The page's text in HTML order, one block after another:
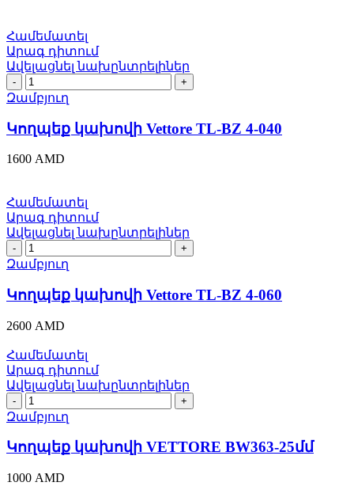
Համեմատել
Արագ դիտում
Ավելացնել նախընտրելիներ
Կողպեք
կախովի
Vettore
TL-
BZ
4-
040
Զամբյուղ
Կողպեք կախովի Vettore TL-BZ 4-040
1600 AMD
Համեմատել
Արագ դիտում
Ավելացնել նախընտրելիներ
Կողպեք
կախովի
Vettore
TL-
BZ
4-
060
quantity
Զամբյուղ
Կողպեք կախովի Vettore TL-BZ 4-060
2600 AMD
Համեմատել
Արագ դիտում
Ավելացնել նախընտրելիներ
Կողպեք
կախովի
VЕTTORE
BW363-
25մմ
quantity
Զամբյուղ
Կողպեք կախովի VЕTTORE BW363-25մմ
1000 AMD